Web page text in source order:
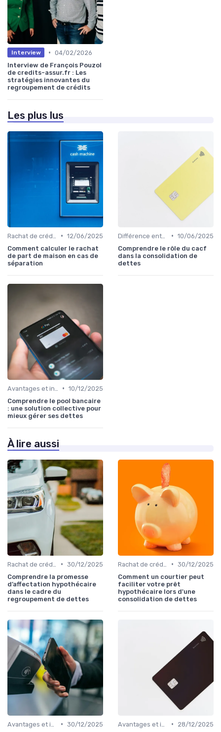
Interview • 04/02/2026
Interview de François Pouzol
de credits-assur.fr : Les
stratégies innovantes du
regroupement de crédits
Les plus lus
• 12/06/2025
Comment calculer le rachat
de part de maison en cas de
séparation
• 10/06/2025
Comprendre le rôle du cacf
dans la consolidation de
dettes
• 10/12/2025
Comprendre le pool bancaire
: une solution collective pour
mieux gérer ses dettes
À lire aussi
• 30/12/2025
Comprendre la promesse
d’affectation hypothécaire
dans le cadre du
regroupement de dettes
• 30/12/2025
Comment un courtier peut
faciliter votre prêt
hypothécaire lors d'une
consolidation de dettes
• 30/12/2025
•
28/12/2025